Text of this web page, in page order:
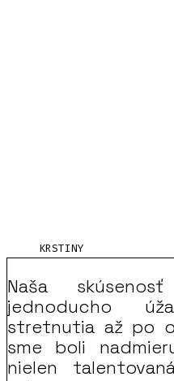
KRSTINY
Naša
jednoducho
stretnutia až po
sme boli
nielen